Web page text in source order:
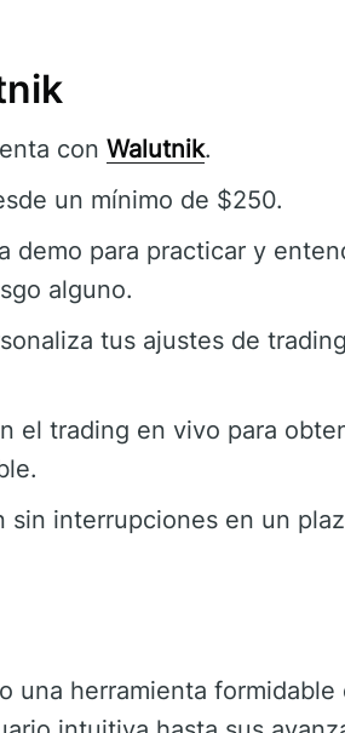
con Walutnik.
un mínimo de $250.
demo para practicar y
alguno.
tus ajustes de
el trading en vivo para
sin interrupciones en un
una herramienta formidable